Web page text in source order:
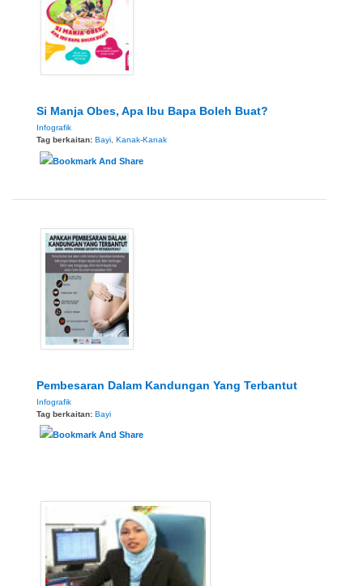
Si Manja Obes, Apa Ibu Bapa Boleh Buat?
Infografik
Tag berkaitan: Bayi, Kanak-Kanak
Pembesaran Dalam Kandungan Yang Terbantut
Infografik
Tag berkaitan: Bayi